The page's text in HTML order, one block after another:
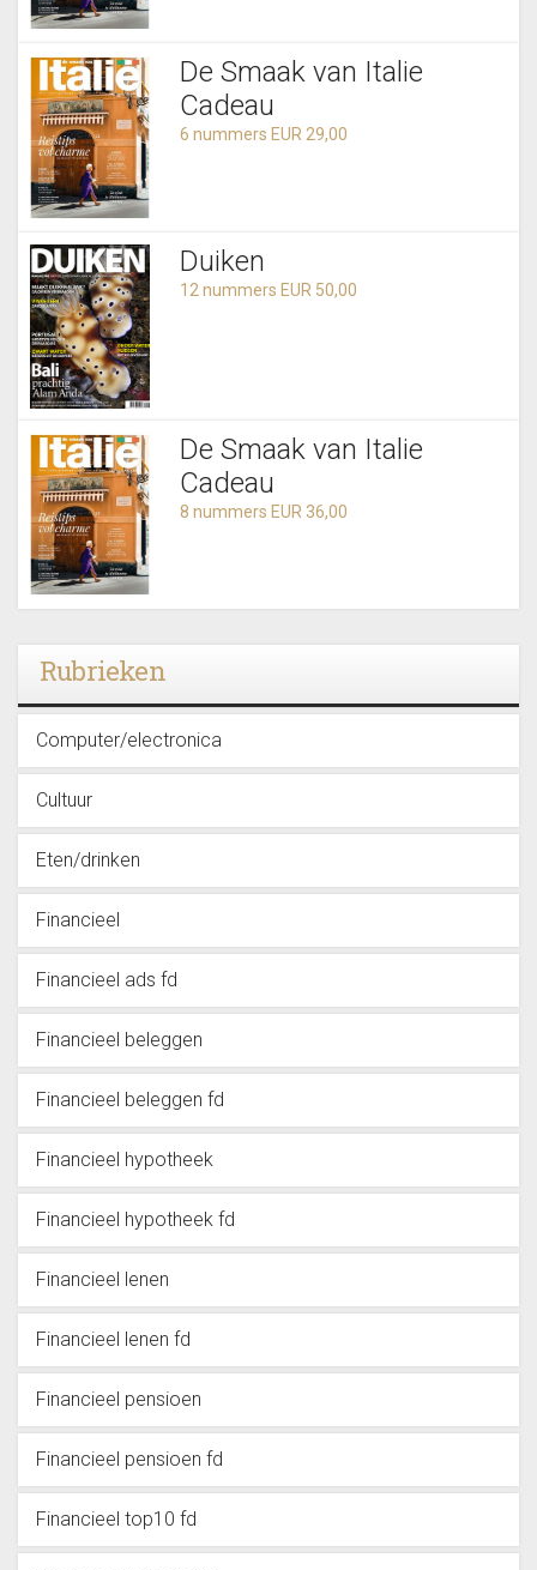
De Smaak van Italie
Cadeau
6 nummers EUR 29,00
Duiken
12 nummers EUR 50,00
De Smaak van Italie
Cadeau
8 nummers EUR 36,00
Rubrieken
Computer/electronica
Cultuur
Eten/drinken
Financieel
Financieel ads fd
Financieel beleggen
Financieel beleggen fd
Financieel hypotheek
Financieel hypotheek fd
Financieel lenen
Financieel lenen fd
Financieel pensioen
Financieel pensioen fd
Financieel top10 fd